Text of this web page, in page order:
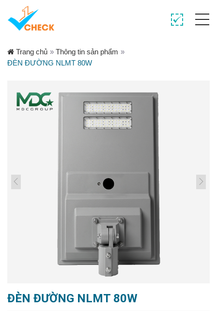
Trang chủ » Thông tin sản phẩm »
ĐÈN ĐƯỜNG NLMT 80W
ĐÈN ĐƯỜNG NLMT 80W